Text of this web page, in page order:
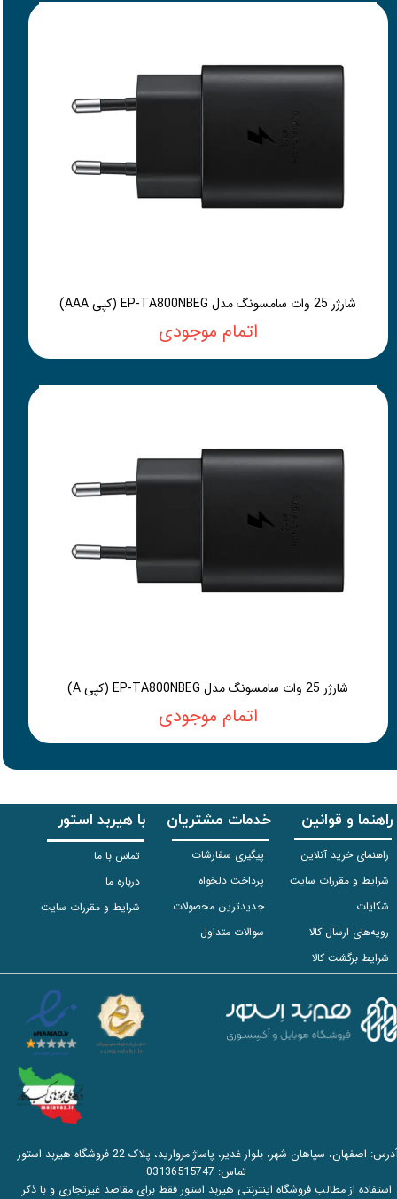
شارژر 25 وات سامسونگ مدل EP-TA800NBEG (کپی AAA)
اتمام موجودی
شارژر 25 وات سامسونگ مدل EP-TA800NBEG (کپی A)
اتمام موجودی
راهنما و قوانین
راهنمای خرید آنلاین
شرایط و مقررات سایت
شکایات
رویه‌های ارسال کالا
شرایط برگشت کالا
خدمات مشتریان
پیگیری سفارشات
پرداخت دلخواه
جدیدترین محصولات
سوالات متداول
با هیربد استور
تماس با ما
درباره ما
شرایط و مقررات سایت
آدرس: اصفهان، سپاهان شهر، بلوار غدیر، پاساژ مروارید، پلاک 22 فروشگاه هیربد استور
تماس: 03136515747
استفاده از مطالب فروشگاه اینترنتی هیربد استور فقط برای مقاصد غیرتجاری و با ذکر